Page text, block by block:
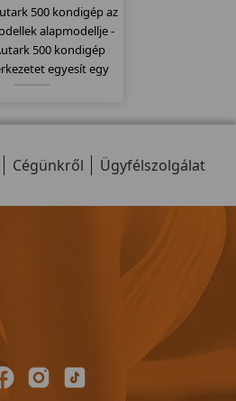
500 kondigép az
alapmodellje -
500 kondigép
egyesít egy
pillangó,
Cégünkről Ügyfélszolgálat